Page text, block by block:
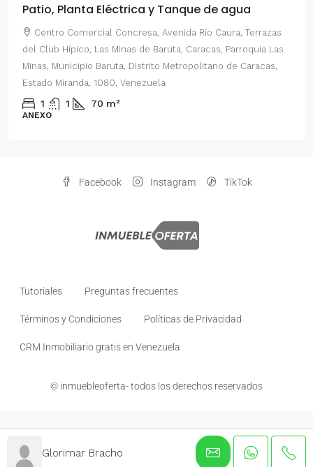
Patio, Planta Eléctrica y Tanque de agua
Centro Comercial Concresa, Avenida Río Caura, Terrazas
del Club Hípico, Las Minas de Baruta, Caracas, Parroquia Las
Minas, Municipio Baruta, Distrito Metropolitano de Caracas,
Estado Miranda, 1080, Venezuela
1 1 70 m²
ANEXO
Glorimar Bracho
Facebook Instagram TikTok
Tutoriales Preguntas frecuentes
Términos y Condiciones Políticas de Privacidad
CRM Inmobiliario gratis en Venezuela
© inmuebleoferta- todos los derechos reservados